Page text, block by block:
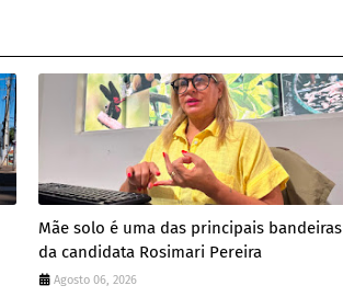
Mãe solo é uma das principais bandeiras
da candidata Rosimari Pereira
Agosto 06, 2026